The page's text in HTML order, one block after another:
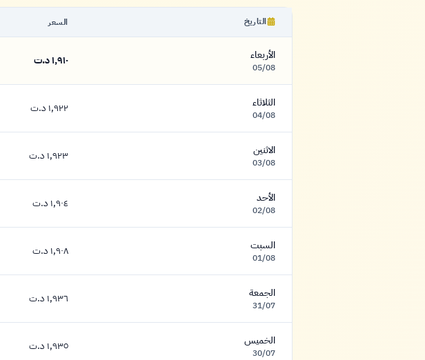
التاريخ السعر
الأربعاء
05/08 ١,٩١٠ دينار
١,٩١٠ د.ت
الثلاثاء
04/08 ١,٩٢٢ دينار
١,٩٢٢ د.ت
الاثنين
03/08 ١,٩٢٣ دينار
١,٩٢٣ د.ت
الأحد
02/08 ١,٩٠٤ دينار
١,٩٠٤ د.ت
السبت
01/08 ١,٩٠٨ دينار
١,٩٠٨ د.ت
الجمعة
31/07 ١,٩٣٦ دينار
١,٩٣٦ د.ت
الخميس
30/07 ١,٩٣٥ دينار
١,٩٣٥ د.ت